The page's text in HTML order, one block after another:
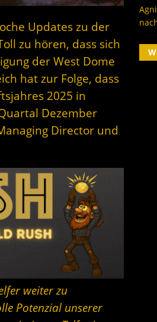
Updates zu der
zu hören, dass sich
der West Dome
hat zur Folge, dass
2025 in
Dezember
Director und
weiter zu
Potenzial unserer